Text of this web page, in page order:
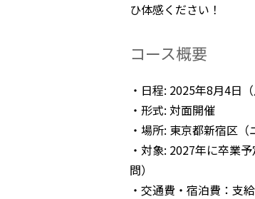
ひ体感ください！
コース概要
・日程: 2025年8月4日
・形式: 対面開催
・場所: 東京都新宿区（
・対象: 2027年に卒業
問）
・交通費・宿泊費：支